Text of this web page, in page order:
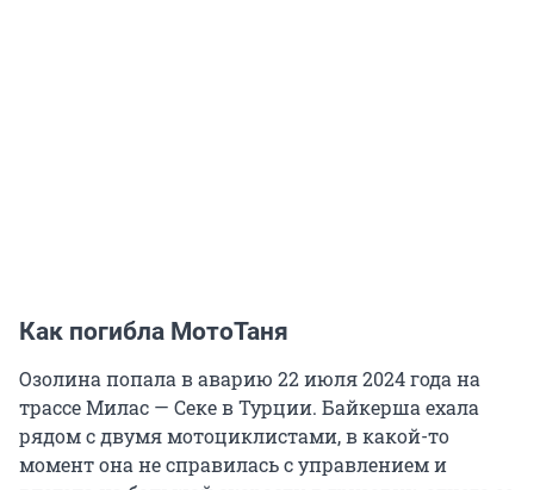
Как погибла МотоТаня
Озолина попала в аварию 22 июля 2024 года на
трассе Милас — Секе в Турции. Байкерша ехала
рядом с двумя мотоциклистами, в какой-то
момент она не справилась с управлением и